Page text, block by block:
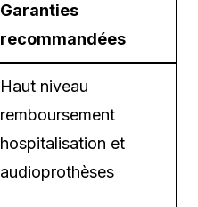
Garanties
recommandées
Haut niveau
remboursement
hospitalisation et
audioprothèses